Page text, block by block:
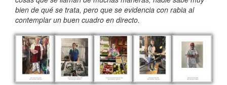
bien de qué se trata, pero que se evidencia con rabia al
contemplar un buen cuadro en directo.